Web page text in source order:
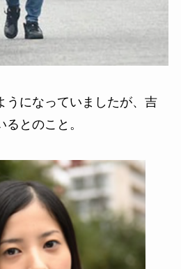
うになっていましたが、吉
とのこと。